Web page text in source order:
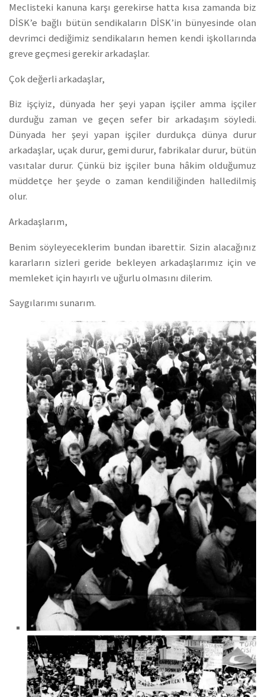
Meclisteki kanuna karşı gerekirse hatta kısa zamanda biz
DİSK’e bağlı bütün sendikaların DİSK’in bünyesinde olan
devrimci dediğimiz sendikaların hemen kendi işkollarında
greve geçmesi gerekir arkadaşlar.
Çok değerli arkadaşlar,
Biz işçiyiz, dünyada her şeyi yapan işçiler amma işçiler
durduğu zaman ve geçen sefer bir arkadaşım söyledi.
Dünyada her şeyi yapan işçiler durdukça dünya durur
arkadaşlar, uçak durur, gemi durur, fabrikalar durur, bütün
vasıtalar durur. Çünkü biz işçiler buna hâkim olduğumuz
müddetçe her şeyde o zaman kendiliğinden halledilmiş
olur.
Arkadaşlarım,
Benim söyleyeceklerim bundan ibarettir. Sizin alacağınız
kararların sizleri geride bekleyen arkadaşlarımız için ve
memleket için hayırlı ve uğurlu olmasını dilerim.
Saygılarımı sunarım.